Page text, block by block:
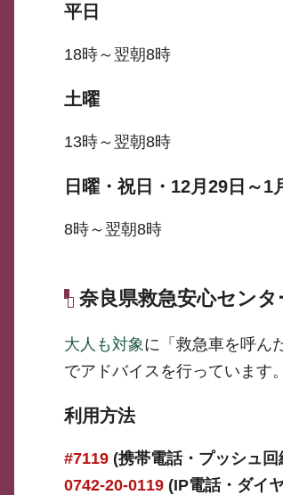
平日
18時～翌朝8時
土曜
13時～翌朝8時
日曜・祝日・12月29日～1
8時～翌朝8時
奈良県救急安心セン
大人も対象 に「救急車を呼ん
でアドバイスを行っています。
利用方法
#7119 (携帯電話・プッシュ回
0742-20-0119 (IP電話・ダイ